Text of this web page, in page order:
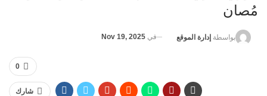
مُصان
بواسطة إدارة الموقع في Nov 19, 2025
0
شارك